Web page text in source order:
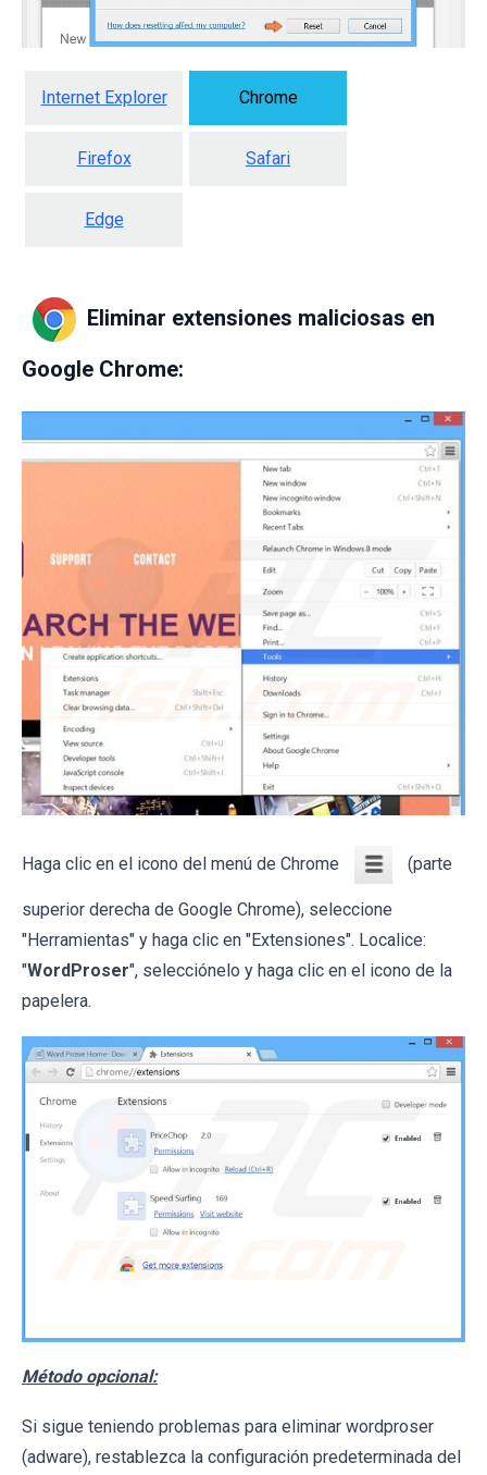
Internet Explorer Chrome
Firefox Safari
Edge
Eliminar extensiones maliciosas en
Google Chrome:
Haga clic en el icono del menú de Chrome (parte
superior derecha de Google Chrome), seleccione
"Herramientas" y haga clic en "Extensiones". Localice:
"WordProser", selecciónelo y haga clic en el icono de la
papelera.
Método opcional:
Si sigue teniendo problemas para eliminar wordproser
(adware), restablezca la configuración predeterminada del